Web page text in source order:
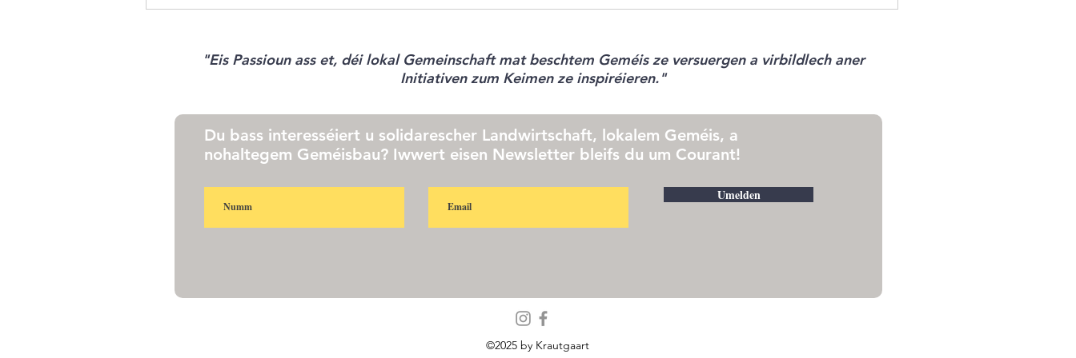
"Eis Passioun ass et, déi lokal Gemeinschaft mat beschtem Geméis ze versuergen a virbildlech aner
Initiativen zum Keimen ze inspiréieren."
Du bass interesséiert u solidarescher Landwirtschaft, lokalem Geméis, a
nohaltegem Geméisbau? Iwwert eisen Newsletter bleifs du um Courant!
Umelden
©2025 by Krautgaart